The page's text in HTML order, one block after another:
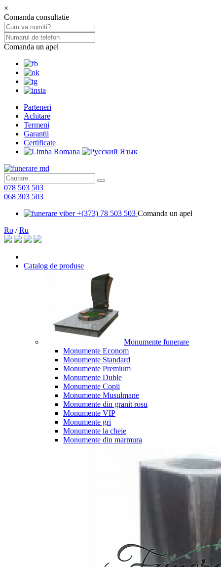
×
Comanda consultatie
Comanda un apel
Parteneri
Achitare
Termeni
Garantii
Certificate
078 503 503
068 303 503
+(373) 78 503 503 Comanda un apel
Ro /Ru
Catalog de produse
Monumente funerare
Monumente Econom
Monumente Standard
Monumente Premium
Monumente Duble
Monumente Copii
Monumente Musulmane
Monumente din granit rosu
Monumente VIP
Monumente gri
Monumente la cheie
Monumente din marmura